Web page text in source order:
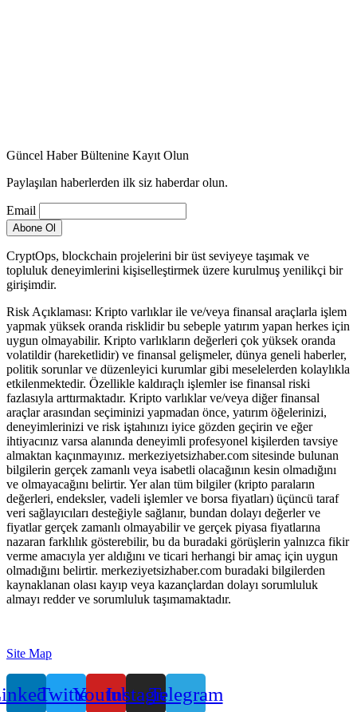
Güncel Haber Bültenine Kayıt Olun
Paylaşılan haberlerden ilk siz haberdar olun.
Email
CryptOps, blockchain projelerini bir üst seviyeye taşımak ve
topluluk deneyimlerini kişiselleştirmek üzere kurulmuş yenilikçi bir
girişimdir.
Risk Açıklaması: Kripto varlıklar ile ve/veya finansal araçlarla işlem
yapmak yüksek oranda risklidir bu sebeple yatırım yapan herkes için
uygun olmayabilir. Kripto varlıkların değerleri çok yüksek oranda
volatildir (hareketlidir) ve finansal gelişmeler, dünya geneli haberler,
politik sorunlar ve düzenleyici kurumlar gibi meselelerden kolaylıkla
etkilenmektedir. Özellikle kaldıraçlı işlemler ise finansal riski
fazlasıyla arttırmaktadır. Kripto varlıklar ve/veya diğer finansal
araçlar arasından seçiminizi yapmadan önce, yatırım öğelerinizi,
deneyimlerinizi ve risk iştahınızı iyice gözden geçirin ve eğer
ihtiyacınız varsa alanında deneyimli profesyonel kişilerden tavsiye
almaktan kaçınmayınız. merkeziyetsizhaber.com sitesinde bulunan
bilgilerin gerçek zamanlı veya isabetli olacağının kesin olmadığını
ve olmayacağını belirtir. Yer alan tüm bilgiler (kripto paraların
değerleri, endeksler, vadeli işlemler ve borsa fiyatları) üçüncü taraf
veri sağlayıcıları desteğiyle sağlanır, bundan dolayı değerler ve
fiyatlar gerçek zamanlı olmayabilir ve gerçek piyasa fiyatlarına
nazaran farklılık gösterebilir, bu da buradaki görüşlerin yalnızca fikir
verme amacıyla yer aldığını ve ticari herhangi bir amaç için uygun
olmadığını belirtir. merkeziyetsizhaber.com buradaki bilgilerden
kaynaklanan olası kayıp veya kazançlardan dolayı sorumluluk
almayı redder ve sorumluluk taşımamaktadır.
Site Map
TwitterYoutubeInstagramTelegram